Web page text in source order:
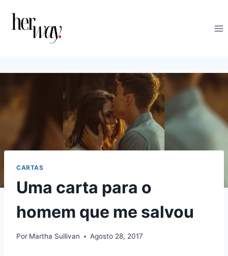
CARTAS
Uma carta para o
homem que me salvou
Por Martha Sullivan Agosto 28, 2017